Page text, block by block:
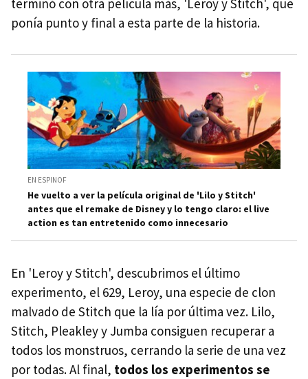
terminó con otra película más, 'Leroy y Stitch', que
ponía punto y final a esta parte de la historia.
EN ESPINOF
He vuelto a ver la película original de 'Lilo y Stitch'
antes que el remake de Disney y lo tengo claro: el live
action es tan entretenido como innecesario
En 'Leroy y Stitch', descubrimos el último
experimento, el 629, Leroy, una especie de clon
malvado de Stitch que la lía por última vez. Lilo,
Stitch, Pleakley y Jumba consiguen recuperar a
todos los monstruos, cerrando la serie de una vez
por todas. Al final, todos los experimentos se